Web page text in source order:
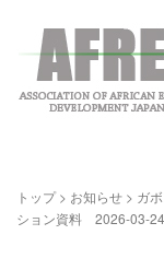
トップ> お知らせ > ガ
ション資料 2026-03-24